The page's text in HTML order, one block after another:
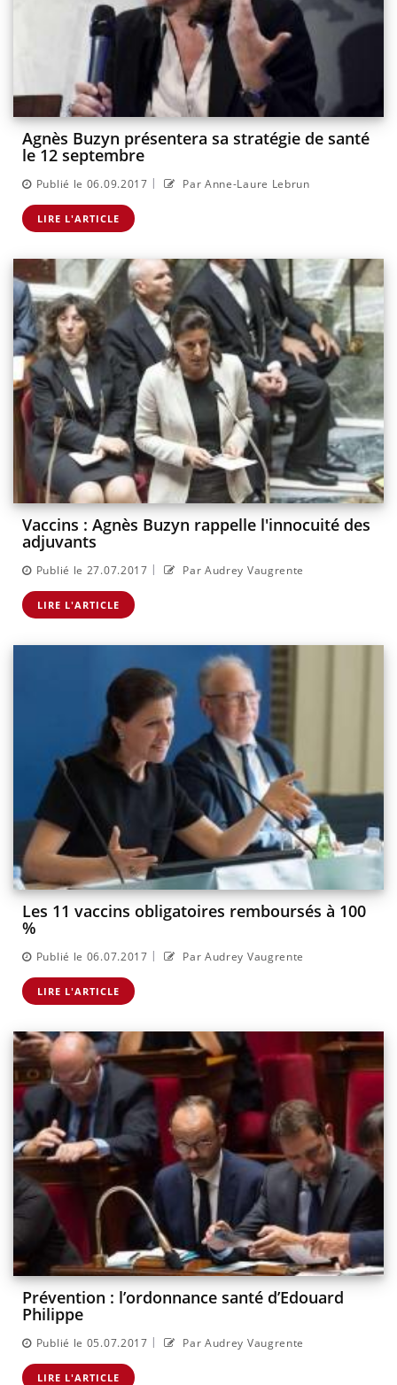
Agnès Buzyn présentera sa stratégie de santé
le 12 septembre
Publié le 06.09.2017 | Par Anne-Laure Lebrun
LIRE L'ARTICLE
Vaccins : Agnès Buzyn rappelle l'innocuité des
adjuvants
Publié le 27.07.2017 | Par Audrey Vaugrente
LIRE L'ARTICLE
Les 11 vaccins obligatoires remboursés à 100
%
Publié le 06.07.2017 | Par Audrey Vaugrente
LIRE L'ARTICLE
Prévention : l’ordonnance santé d’Edouard
Philippe
Publié le 05.07.2017 | Par Audrey Vaugrente
LIRE L'ARTICLE